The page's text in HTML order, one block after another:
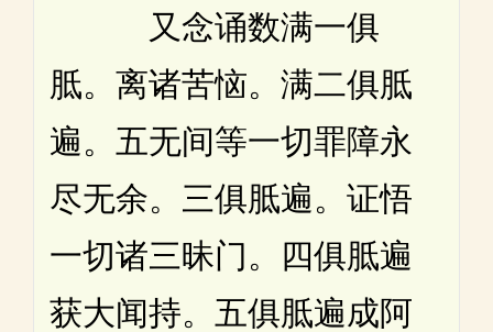
又念诵数满一俱
胝。离诸苦恼。满二俱胝
遍。五无间等一切罪障永
尽无余。三俱胝遍。证悟
一切诸三昧门。四俱胝遍
获大闻持。五俱胝遍成阿